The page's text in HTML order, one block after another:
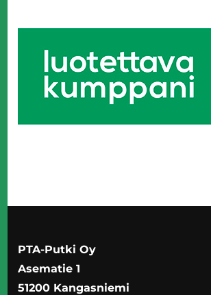
PTA-Putki Oy
Asematie 1
51200 Kangasniemi